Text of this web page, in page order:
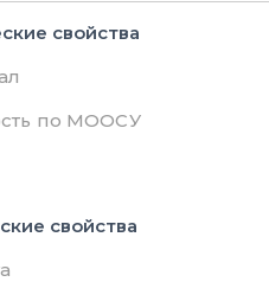
свойства
по МООСУ
свойства